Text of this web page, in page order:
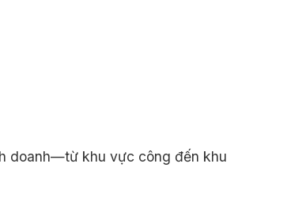
doanh—từ khu vực công đến khu